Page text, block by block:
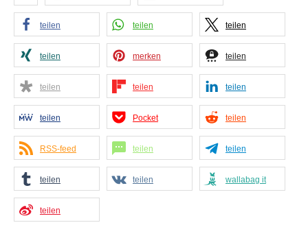
teilen teilen teilen
teilen merken teilen
teilen teilen teilen
teilen Pocket teilen
RSS-feed teilen teilen
teilen teilen wallabag it
teilen